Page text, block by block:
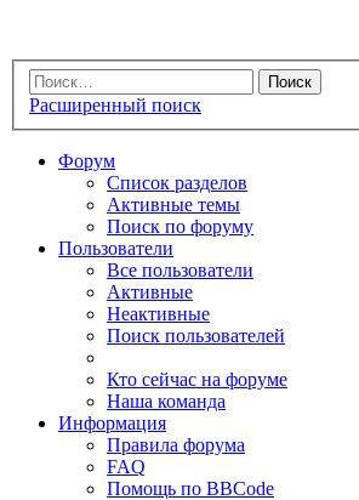
Расширенный поиск
Форум
Список разделов
Активные темы
Поиск по форуму
Пользователи
Все пользователи
Активные
Неактивные
Поиск пользователей
Кто сейчас на форуме
Наша команда
Информация
Правила форума
FAQ
Помощь по BBCode